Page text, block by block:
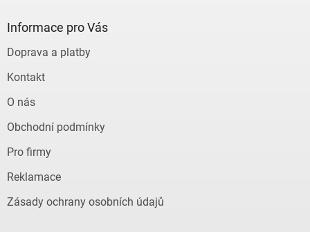
Informace pro Vás
Doprava a platby
Kontakt
O nás
Obchodní podmínky
Pro firmy
Reklamace
Zásady ochrany osobních údajů